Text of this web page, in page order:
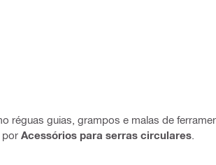
réguas guias, grampos e malas de
por Acessórios para serras circulares